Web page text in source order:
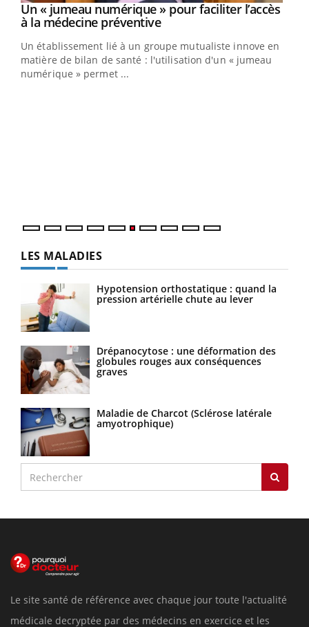
Youtube
Un « jumeau numérique » pour faciliter l’accès
à la médecine préventiveYoutube
Un établissement lié à un groupe mutualiste innove en
matière de bilan de santé : l'utilisation d'un « jumeau
numérique » permet ...
LES MALADIES
Hypotension orthostatique : quand la
pression artérielle chute au lever
Drépanocytose : une déformation des
globules rouges aux conséquences
graves
Maladie de Charcot (Sclérose latérale
amyotrophique)
Le site santé de référence avec chaque jour toute l'actualité
médicale decryptée par des médecins en exercice et les